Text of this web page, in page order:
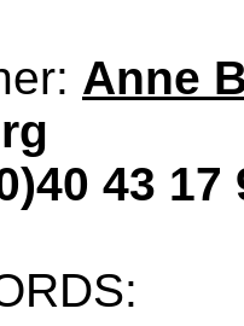
Anne
43 17